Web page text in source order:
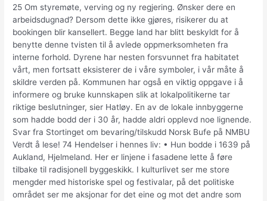
25 Om styremøte, verving og ny regjering. Ønsker dere en
arbeidsdugnad? Dersom dette ikke gjøres, risikerer du at
bookingen blir kansellert. Begge land har blitt beskyldt for å
benytte denne tvisten til å avlede oppmerksomheten fra
interne forhold. Dyrene har nesten forsvunnet fra habitatet
vårt, men fortsatt eksisterer de i våre symboler, i vår måte å
skildre verden på. Kommunen har også en viktig oppgave i å
informere og bruke kunnskapen slik at lokalpolitikerne tar
riktige beslutninger, sier Hatløy. En av de lokale innbyggerne
som hadde bodd der i 30 år, hadde aldri opplevd noe lignende.
Svar fra Stortinget om bevaring/tilskudd Norsk Bufe på NMBU
Verdt å lese! 74 Hendelser i hennes liv: • Hun bodde i 1639 på
Aukland, Hjelmeland. Her er linjene i fasadene lette å føre
tilbake til radisjonell byggeskikk. I kulturlivet ser me store
mengder med historiske spel og festivalar, på det politiske
området ser me aksjonar for det eine og mot det andre som